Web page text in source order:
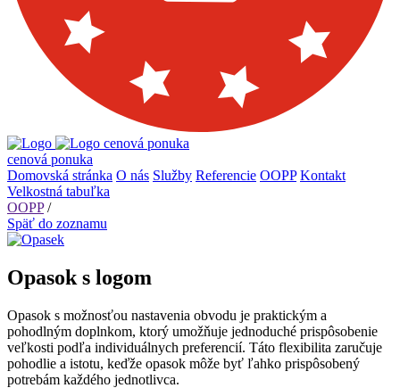
cenová ponuka
cenová ponuka
Domovská stránka O nás Služby Referencie OOPP Kontakt
Velkostná tabuľka
OOPP /
Späť do zoznamu
Opasok s logom
Opasok s možnosťou nastavenia obvodu je praktickým a
pohodlným doplnkom, ktorý umožňuje jednoduché prispôsobenie
veľkosti podľa individuálnych preferencií. Táto flexibilita zaručuje
pohodlie a istotu, keďže opasok môže byť ľahko prispôsobený
potrebám každého jednotlivca.